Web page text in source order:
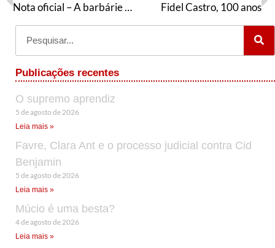
Nota oficial – A barbárie não é política de segurança: pelo fim do genocídio no Rio de Janeiro Fidel Castro, 100 anos
Publicações recentes
O supremo aprendiz
5 de agosto de 2026
Leia mais »
Favre, Clara Ant e o processo judicial contra Cid
Benjamin
5 de agosto de 2026
Leia mais »
Múcio é uma besta?
4 de agosto de 2026
Leia mais »